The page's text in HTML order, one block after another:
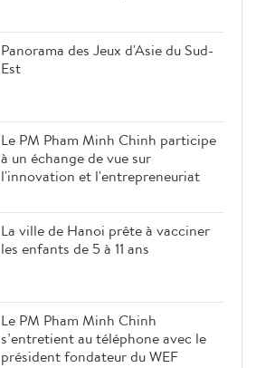
Panorama des Jeux d'Asie du Sud-
Est
Le PM Pham Minh Chinh participe
à un échange de vue sur
l'innovation et l'entrepreneuriat
La ville de Hanoi prête à vacciner
les enfants de 5 à 11 ans
Le PM Pham Minh Chinh
s’entretient au téléphone avec le
président fondateur du WEF